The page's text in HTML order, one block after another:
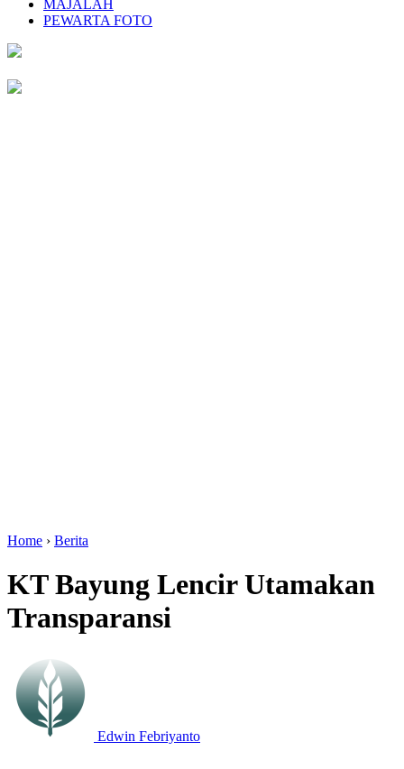
MAJALAH
PEWARTA FOTO
Home › Berita
KT Bayung Lencir Utamakan
Transparansi
Edwin Febriyanto